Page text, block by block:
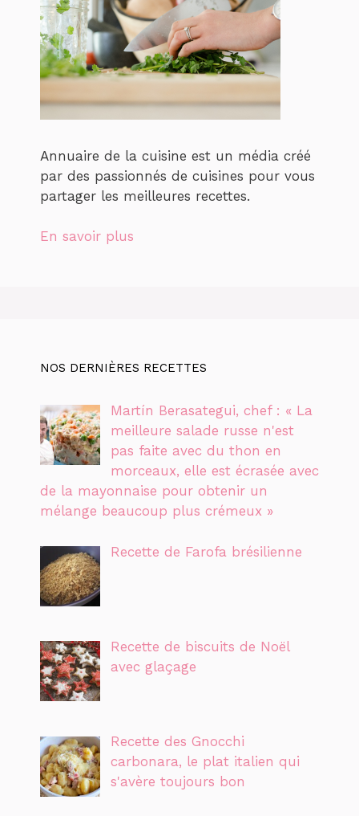
Annuaire de la cuisine est un média créé
par des passionnés de cuisines pour vous
partager les meilleures recettes.
En savoir plus
NOS DERNIÈRES RECETTES
Martín Berasategui, chef : « La
meilleure salade russe n'est
pas faite avec du thon en
morceaux, elle est écrasée avec
de la mayonnaise pour obtenir un
mélange beaucoup plus crémeux »
Recette de Farofa brésilienne
Recette de biscuits de Noël
avec glaçage
Recette des Gnocchi
carbonara, le plat italien qui
s'avère toujours bon